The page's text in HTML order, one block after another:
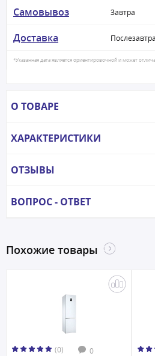
Самовывоз Завтра
Доставка Послезавтра
*Указанная дата является ориентировочной и может
О ТОВАРЕ
ХАРАКТЕРИСТИКИ
ОТЗЫВЫ
ВОПРОС - ОТВЕТ
Похожие товары
(0) 0